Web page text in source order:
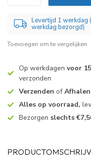
Levertijd 1 werkdag
werkdag bezorgd)
Toevoegen om te vergelijken
Op werkdagen voor
verzonden
Verzenden of
Alles op voorraad,
Bezorgen slechts